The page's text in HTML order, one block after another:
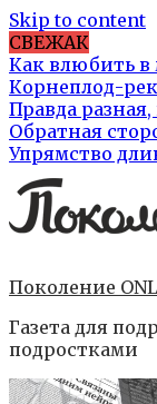
Skip to content
СВЕЖАК
Как влюбить в
Корнеплод-
Правда
Обратная
Упрямство
Поколение
Газета для
подростками